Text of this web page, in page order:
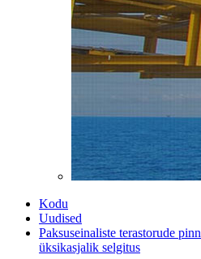
Kodu
Uudised
Paksuseinaliste terastorude
üksikasjalik selgitus